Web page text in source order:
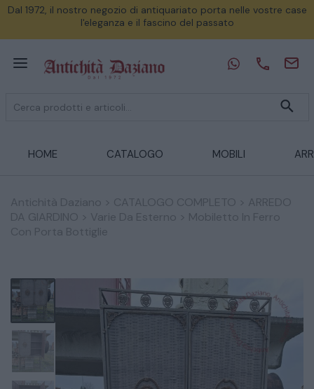
Dal 1972, il nostro negozio di antiquariato porta nelle vostre case
l'eleganza e il fascino del passato
HOME CATALOGO MOBILI
Antichità Daziano CATALOGO COMPLETO
ARREDO
DA GIARDINO
Varie Da Esterno
Mobiletto In Ferro
Con Porta Bottiglie